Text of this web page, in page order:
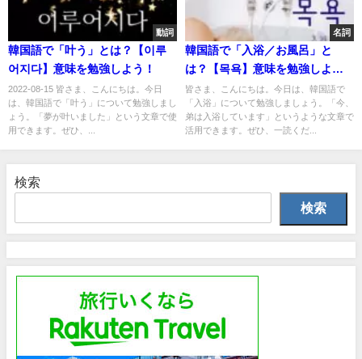
動詞
韓国語で「叶う」とは？【이루
어지다】意味を勉強しよう！
2022-08-15 皆さま、こんにちは。今日
は、韓国語で「叶う」について勉強しまし
ょう。「夢が叶いました」という文章で使
用できます。ぜひ、...
名詞
韓国語で「入浴／お風呂」と
は？【목욕】意味を勉強しよ
う！
皆さま、こんにちは。今日は、韓国語で
「入浴」について勉強しましょう。「今、
弟は入浴しています」というような文章で
活用できます。ぜひ、一読くだ...
検索
検索